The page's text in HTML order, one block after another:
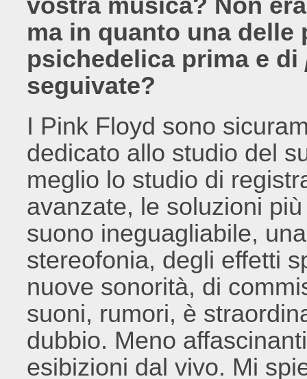
ma in quanto una
psichedelica prima e di
seguivate?
I Pink Floyd sono
dedicato allo studio del
meglio lo studio di
avanzate, le soluzioni
suono ineguagliabile,
stereofonia, degli effetti
nuove sonorità, di
suoni, rumori, è
dubbio. Meno
esibizioni dal vivo. Mi